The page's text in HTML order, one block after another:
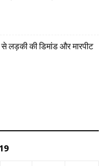
लड़की की डिमांड और मारपीट